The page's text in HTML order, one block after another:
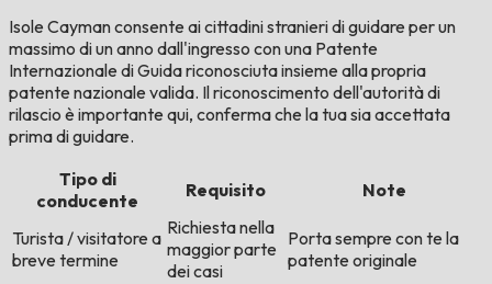
Isole Cayman consente ai cittadini stranieri di guidare per un
massimo di un anno dall'ingresso con una Patente
Internazionale di Guida riconosciuta insieme alla propria
patente nazionale valida. Il riconoscimento dell'autorità di
rilascio è importante qui, conferma che la tua sia accettata
prima di guidare.
Tipo di
conducente
Requisito Note
Turista / visitatore a
breve termine
Richiesta nella
maggior parte
dei casi
Porta sempre con te la
patente originale